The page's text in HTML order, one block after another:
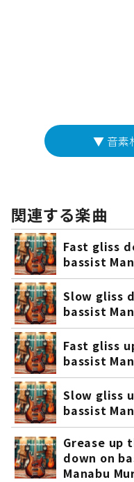
▼ 音素
関連する楽曲
Fast gliss
bassist
Slow gliss
bassist
Fast gliss
bassist
Slow gliss
bassist
Grease up
down on
Manabu